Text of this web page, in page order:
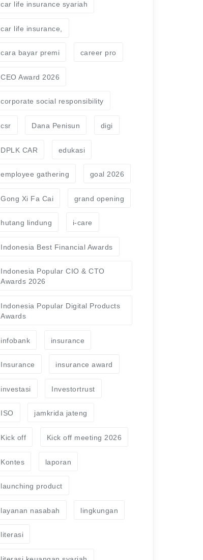
car life insurance syariah
car life insurance,
cara bayar premi career pro
CEO Award 2026
corporate social responsibility
csr Dana Penisun digi
DPLK CAR edukasi
employee gathering goal 2026
Gong Xi Fa Cai grand opening
hutang lindung i-care
Indonesia Best Financial Awards
Indonesia Popular CIO & CTO
Awards 2026
Indonesia Popular Digital Products
Awards
infobank insurance
Insurance insurance award
investasi Investortrust
ISO jamkrida jateng
Kick off Kick off meeting 2026
Kontes laporan
launching product
layanan nasabah lingkungan
literasi
literasi keuangan syariah